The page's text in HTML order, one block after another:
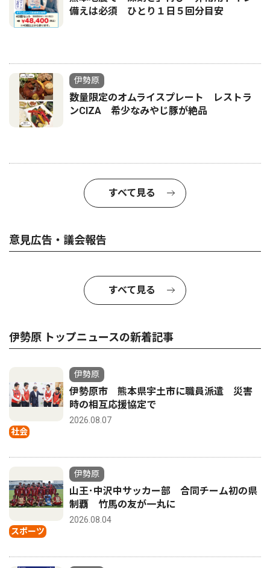
備えは必須 ひとり１日５回分目安
伊勢原
数量限定のオムライスプレート レストラ
ンCIZA 希少なみやじ豚が絶品
すべて見る
意見広告・議会報告
すべて見る
伊勢原 トップニュースの新着記事
社会
伊勢原
伊勢原市 熊本県宇土市に職員派遣 災害
時の相互応援協定で
2026.08.07
スポーツ
伊勢原
山王･中沢中サッカー部 合同チーム初の県
制覇 竹馬の友が一丸に
2026.08.04